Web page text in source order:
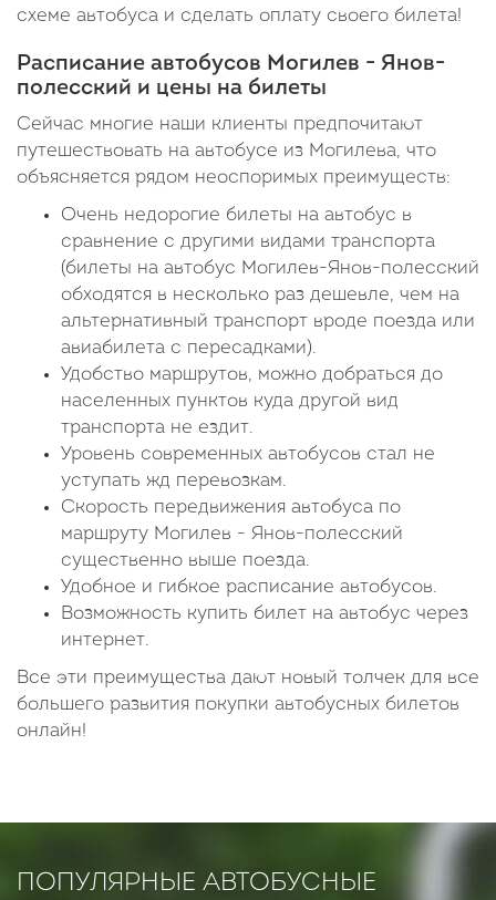
схеме автобуса и сделать оплату своего билета!
Расписание автобусов Могилев - Янов-
полесский и цены на билеты
Сейчас многие наши клиенты предпочитают
путешествовать на автобусе из Могилева, что
объясняется рядом неоспоримых преимуществ:
Очень недорогие билеты на автобус в
сравнение с другими видами транспорта
(билеты на автобус Могилев-Янов-полесский
обходятся в несколько раз дешевле, чем на
альтернативный транспорт вроде поезда или
авиабилета с пересадками).
Удобство маршрутов, можно добраться до
населенных пунктов куда другой вид
транспорта не ездит.
Уровень современных автобусов стал не
уступать жд перевозкам.
Скорость передвижения автобуса по
маршруту Могилев - Янов-полесский
существенно выше поезда.
Удобное и гибкое расписание автобусов.
Возможность купить билет на автобус через
интернет.
Все эти преимущества дают новый толчек для все
большего развития покупки автобусных билетов
онлайн!
ПОПУЛЯРНЫЕ АВТОБУСНЫЕ